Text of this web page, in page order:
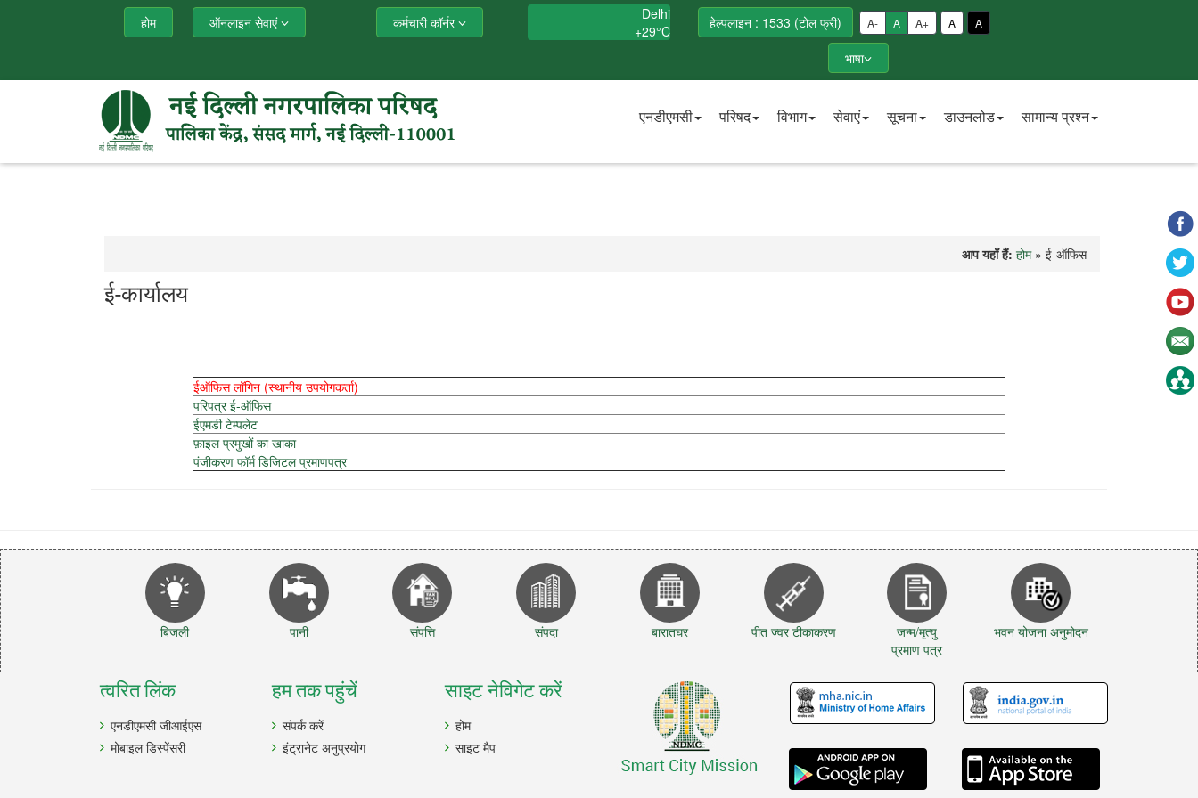
होम ऑनलाइन सेवाएं कर्मचारी कॉर्नर
Delhi
+29°C हेल्पलाइन : 1533 (टोल फ्री) A- A A+ A A
भाषा
एनडीएमसी परिषद विभाग सेवाएं सूचना डाउनलोड सामान्य प्रश्न
आप यहाँ हैं:होम» ई-ऑफिस
ई-कार्यालय
ईऑफिस लॉगिन (स्थानीय उपयोगकर्ता)
परिपत्र ई-ऑफिस
ईएमडी टेम्पलेट
फ़ाइल प्रमुखों का खाका
पंजीकरण फॉर्म डिजिटल प्रमाणपत्र
बिजली पानी संपत्ति संपदा बारातघर पीत ज्वर टीकाकरण
जन्म/मृत्यु
प्रमाण पत्र
भवन योजना अनुमोदन
त्वरित लिंक
एनडीएमसी जीआईएस
मोबाइल डिस्पेंसरी
हम तक पहुंचें
संपर्क करें
इंट्रानेट अनुप्रयोग
साइट नेविगेट करें
होम
साइट मैप